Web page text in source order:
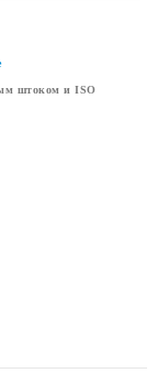
штоком и ISO